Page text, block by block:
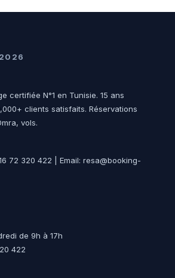
2026
certifiée N°1 en Tunisie. 15 ans
clients satisfaits. Réservations
vols.
72 320 422 | Email: resa@booking-
de 9h à 17h
422